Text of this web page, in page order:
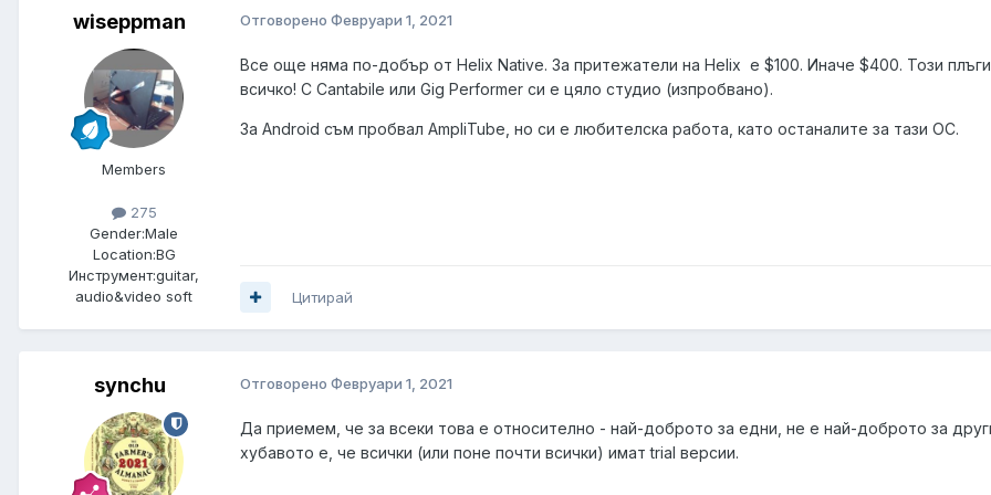
wiseppman
Members
275
Gender:Male
Location:BG
Инструмент:guitar,
audio&video soft
Отговорено Февруари 1, 2021
Все още няма по-добър от Helix Native. За притежатели на Helix е $100. Иначе $400. Този
всичко! С Cantabile или Gig Performer си е цяло студио (изпробвано).
За Android съм пробвал AmpliTube, но си е любителска работа, като останалите за тази ОС.
Цитирай
synchu Отговорено Февруари 1, 2021
Да приемем, че за всеки това е относително - най-доброто за едни, не е най-доброто за
хубавото е, че всички (или поне почти всички) имат trial версии.